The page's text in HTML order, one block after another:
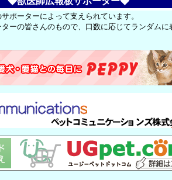
ポーターによって支えられています。
ーの皆さんのもので、口数に応じてランダムに